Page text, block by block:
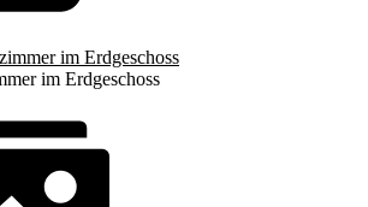
im Erdgeschoss